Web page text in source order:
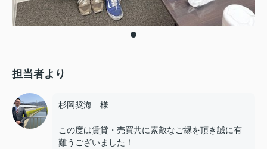
担当者より
杉岡奨海 様
この度は賃貸・売買共に素敵なご縁を頂き誠に有
難うございました！